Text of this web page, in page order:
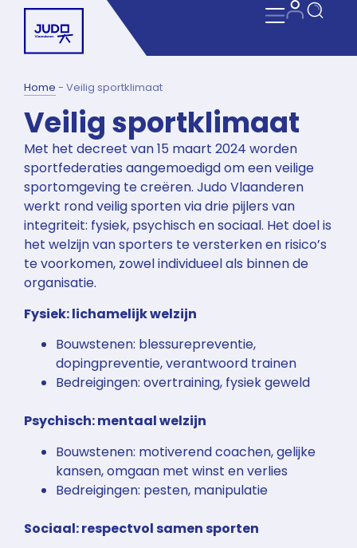
Home - Veilig sportklimaat
Veilig sportklimaat
Met het decreet van 15 maart 2024 worden
sportfederaties aangemoedigd om een veilige
sportomgeving te creëren. Judo Vlaanderen
werkt rond veilig sporten via drie pijlers van
integriteit: fysiek, psychisch en sociaal. Het doel is
het welzijn van sporters te versterken en risico’s
te voorkomen, zowel individueel als binnen de
organisatie.
Fysiek: lichamelijk welzijn
Bouwstenen: blessurepreventie,
dopingpreventie, verantwoord trainen
Bedreigingen: overtraining, fysiek geweld
Psychisch: mentaal welzijn
Bouwstenen: motiverend coachen, gelijke
kansen, omgaan met winst en verlies
Bedreigingen: pesten, manipulatie
Sociaal: respectvol samen sporten